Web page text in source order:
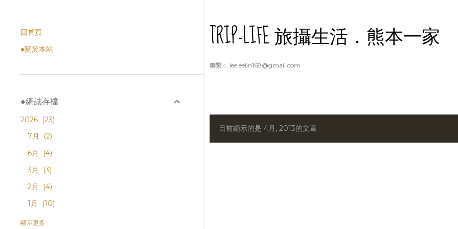
TRIP-LIFE 旅攝生活．熊本一家
聯繫： leeleelin168@gmail.com
發目前顯示的是 4月, 2013的文章
回首頁
●關於本站
●網誌存檔
2026
23
7月
2
6月
4
3月
3
2月
4
1月
10
2025 159
顯示更多